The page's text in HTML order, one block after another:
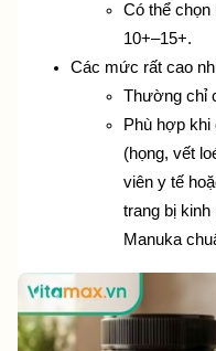
Có thể chọn
10+–15+.
Các mức rất cao
Thường chỉ
Phù hợp
(họng, vết
viên y tế
trang bị kinh
Manuka